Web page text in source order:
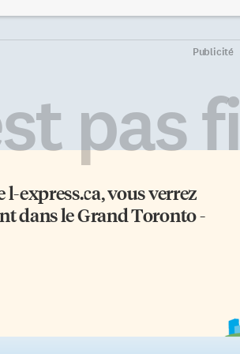
de milliers d’euros pour propager
plateformes numériques des
exigences particulières de
transparence sur l’identité des
16
Publicité
pas
l-express.ca, vous verrez
dans le Grand Toronto -